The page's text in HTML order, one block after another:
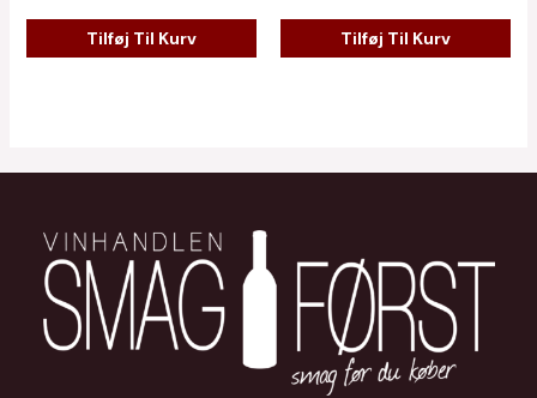
Tilføj Til Kurv Tilføj Til Kurv